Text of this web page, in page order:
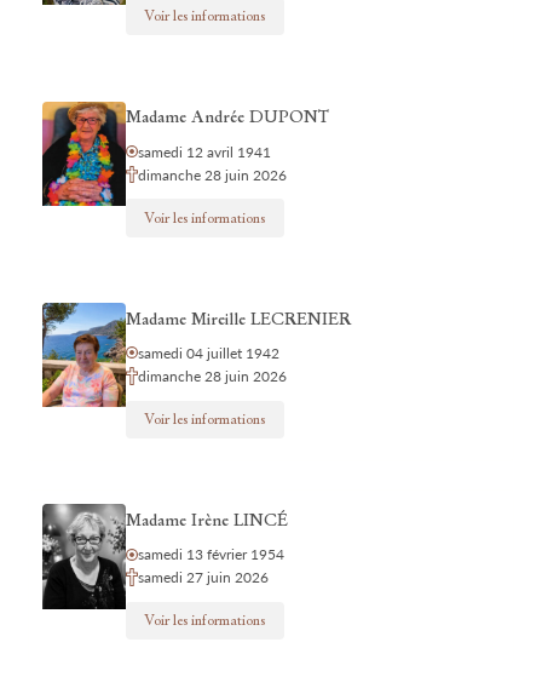
Voir les informations
Madame Andrée DUPONT
samedi 12 avril 1941
dimanche 28 juin 2026
Voir les informations
Madame Mireille LECRENIER
samedi 04 juillet 1942
dimanche 28 juin 2026
Voir les informations
Madame Irène LINCÉ
samedi 13 février 1954
samedi 27 juin 2026
Voir les informations